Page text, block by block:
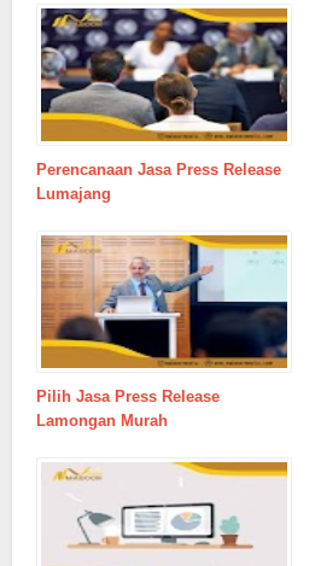
Perencanaan Jasa Press Release
Lumajang
Pilih Jasa Press Release
Lamongan Murah